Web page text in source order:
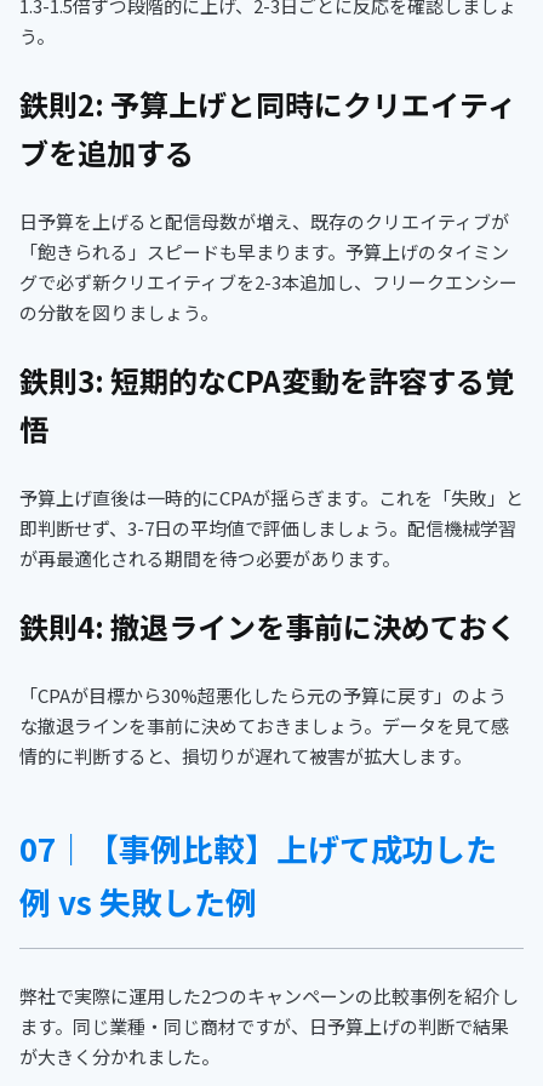
1.3-1.5倍ずつ段階的に上げ、2-3日ごとに反応を確認しましょ
う。
鉄則2: 予算上げと同時にクリエイティ
ブを追加する
日予算を上げると配信母数が増え、既存のクリエイティブが
「飽きられる」スピードも早まります。予算上げのタイミン
グで必ず新クリエイティブを2-3本追加し、フリークエンシー
の分散を図りましょう。
鉄則3: 短期的なCPA変動を許容する覚
悟
予算上げ直後は一時的にCPAが揺らぎます。これを「失敗」と
即判断せず、3-7日の平均値で評価しましょう。配信機械学習
が再最適化される期間を待つ必要があります。
鉄則4: 撤退ラインを事前に決めておく
「CPAが目標から30%超悪化したら元の予算に戻す」のよう
な撤退ラインを事前に決めておきましょう。データを見て感
情的に判断すると、損切りが遅れて被害が拡大します。
07｜【事例比較】上げて成功した
例 vs 失敗した例
弊社で実際に運用した2つのキャンペーンの比較事例を紹介し
ます。同じ業種・同じ商材ですが、日予算上げの判断で結果
が大きく分かれました。